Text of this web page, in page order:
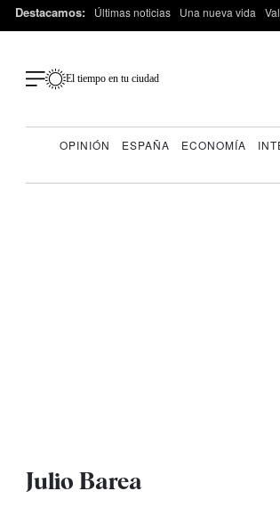
Destacamos: Últimas noticias Una nueva vida
El tiempo en tu ciudad
OPINIÓN ESPAÑA ECONOMÍA
Julio Barea